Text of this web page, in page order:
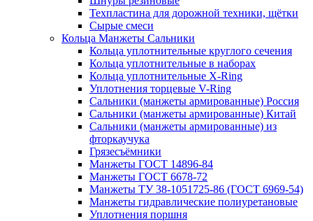
Техпластина для дорожной техники, щётки
Сырые смеси
Кольца Манжеты Сальники
Кольца уплотнительные круглого сечения
Кольца уплотнительные в наборах
Кольца уплотнительные Х-Ring
Уплотнения торцевые V-Ring
Сальники (манжеты армированные) Россия
Сальники (манжеты армированные) Китай
Сальники (манжеты армированные) из
фторкаучука
Грязесъёмники
Манжеты ГОСТ 14896-84
Манжеты ГОСТ 6678-72
Манжеты ТУ 38-1051725-86 (ГОСТ 6969-54)
Манжеты гидравлические полиуретановые
Уплотнения поршня